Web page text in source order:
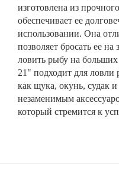
изготовлена из
обеспечивает ее
использовании. Она
позволяет бросать ее на
ловить рыбу на
21" подходит для
как щука, окунь, судак
незаменимым
который стремится к